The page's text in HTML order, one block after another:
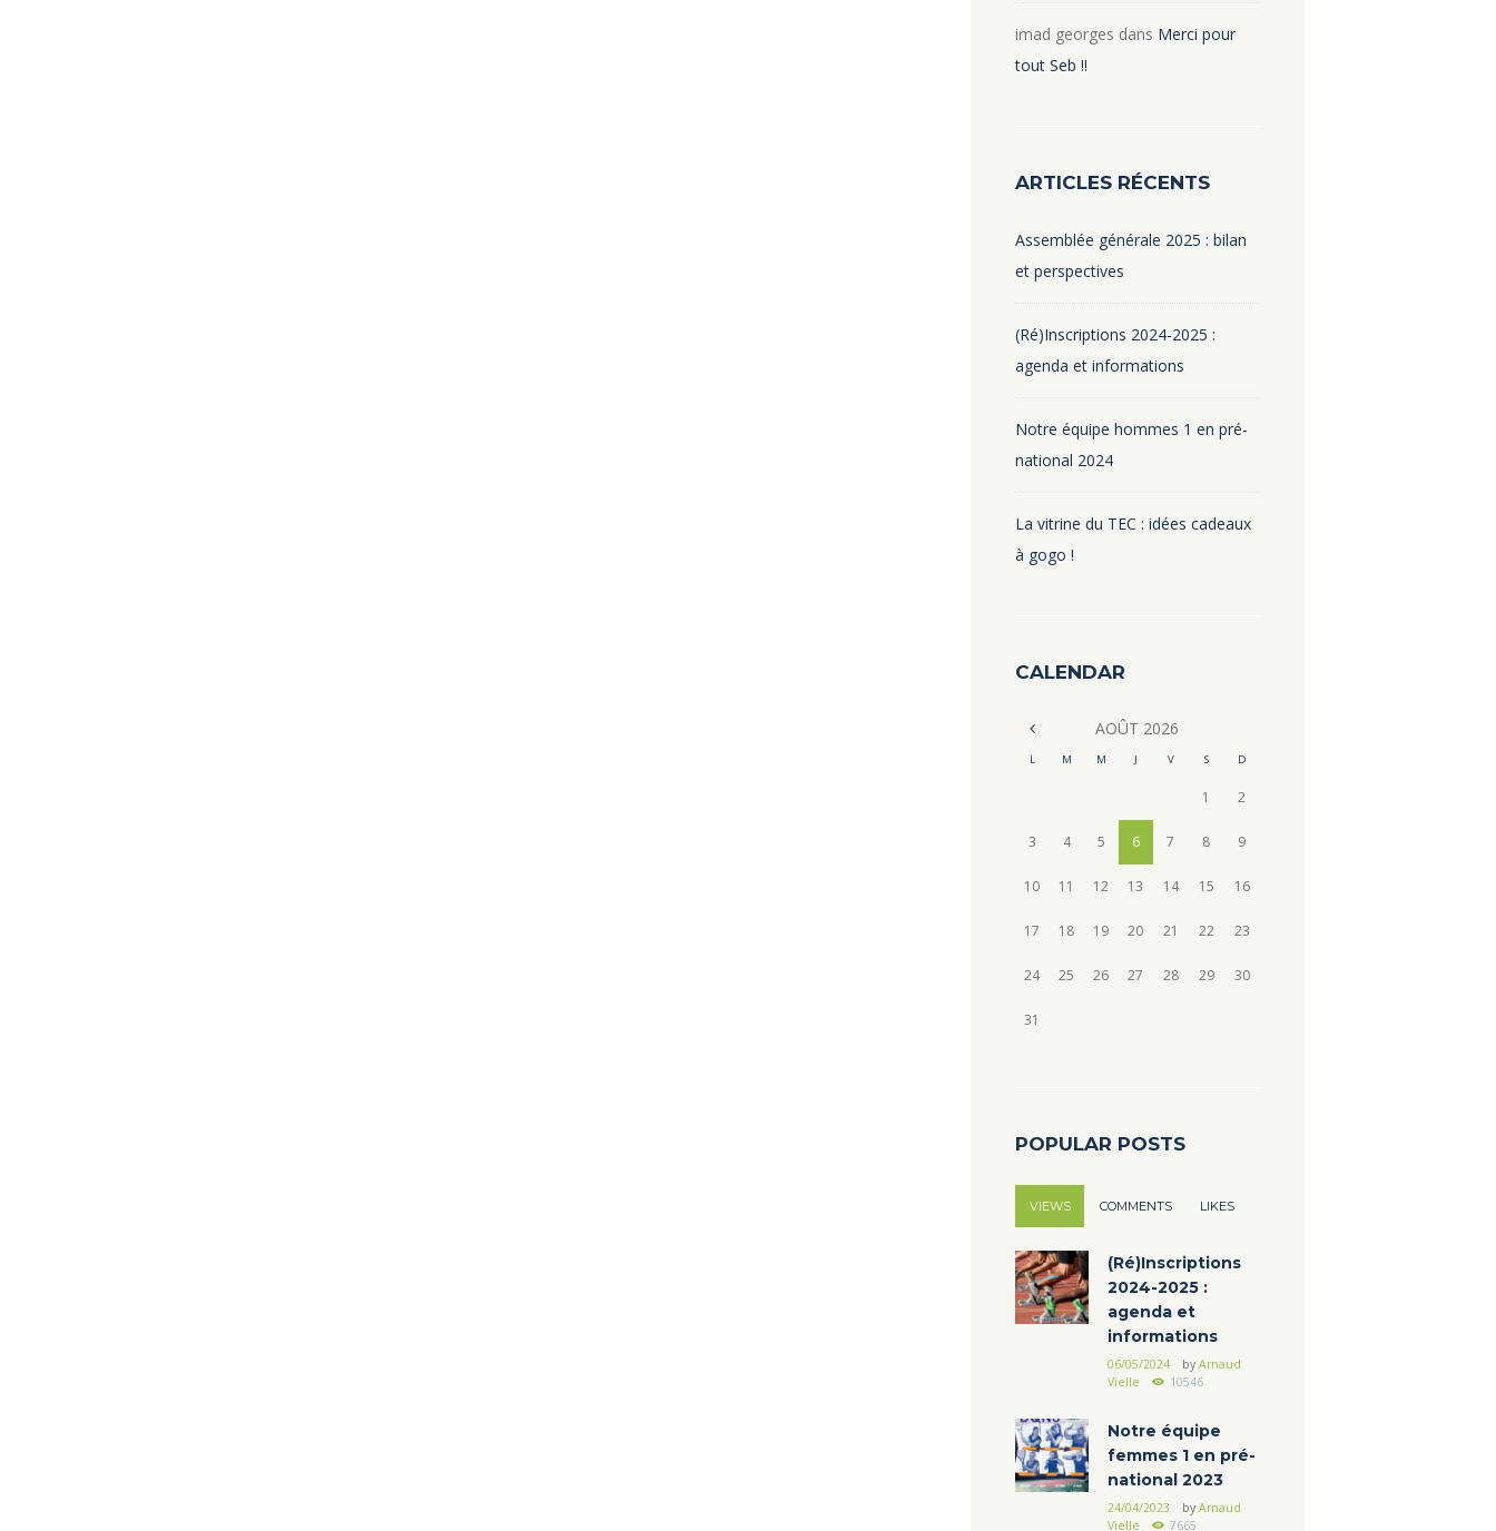
imad georges dans Merci pour
tout Seb !!
ARTICLES RÉCENTS
Assemblée générale 2025 : bilan
et perspectives
(Ré)Inscriptions 2024-2025 :
agenda et informations
Notre équipe hommes 1 en pré-
national 2024
La vitrine du TEC : idées cadeaux
à gogo !
CALENDAR
AOÛT 2026
L M M J V S D
1 2
3 4 5 6 7 8 9
10 11 12 13 14 15 16
17 18 19 20 21 22 23
24 25 26 27 28 29 30
31
POPULAR POSTS
VIEWS COMMENTS LIKES
(Ré)Inscriptions
2024-2025 :
agenda et
informations
06/05/2024 by Arnaud
Vielle
10546
Notre équipe
femmes 1 en pré-
national 2023
24/04/2023 by Arnaud
Vielle
7665